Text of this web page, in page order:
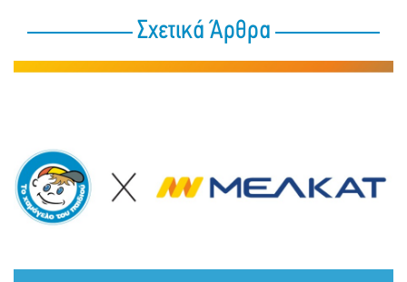
Σχετικά Άρθρα